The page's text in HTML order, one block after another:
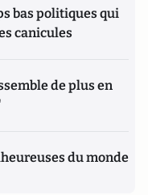
bas politiques qui
canicules
de plus en
du monde